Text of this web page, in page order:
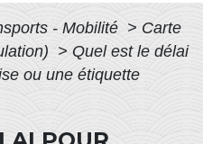
- Mobilité > Carte
> Quel est le délai
ou une étiquette